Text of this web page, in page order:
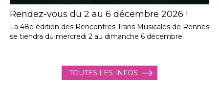
Rendez-vous du 2 au 6 décembre 2026 !
La 48e édition des Rencontres Trans Musicales de Rennes
se tiendra du mercredi 2 au dimanche 6 décembre.
TOUTES LES INFOS